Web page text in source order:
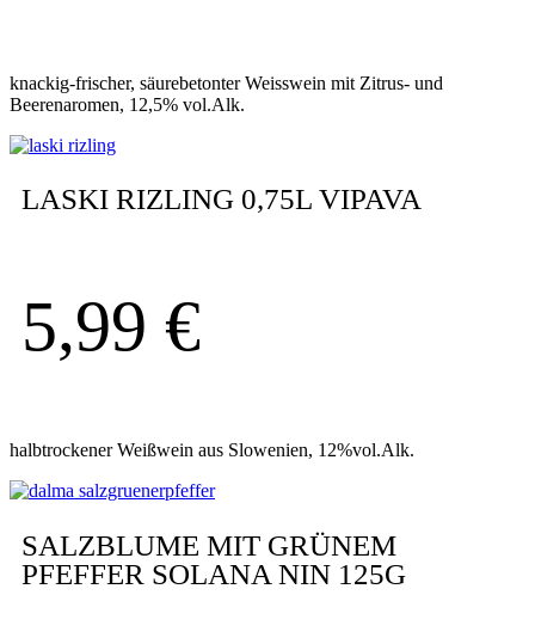
knackig-frischer, säurebetonter Weisswein mit Zitrus- und
Beerenaromen, 12,5% vol.Alk.
LASKI RIZLING 0,75L VIPAVA
5,99 €
halbtrockener Weißwein aus Slowenien, 12%vol.Alk.
SALZBLUME MIT GRÜNEM
PFEFFER SOLANA NIN 125G